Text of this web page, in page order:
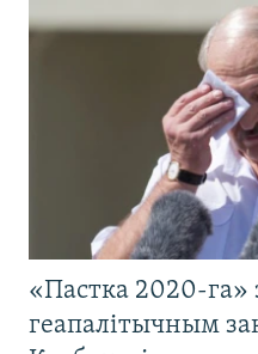
«Пастка 2020-га»
геапалітычным